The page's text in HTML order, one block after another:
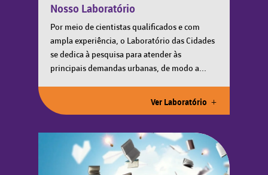
Nosso Laboratório
Por meio de cientistas qualificados e com
ampla experiência, o Laboratório das Cidades
se dedica à pesquisa para atender às
principais demandas urbanas, de modo a...
Ver Laboratório